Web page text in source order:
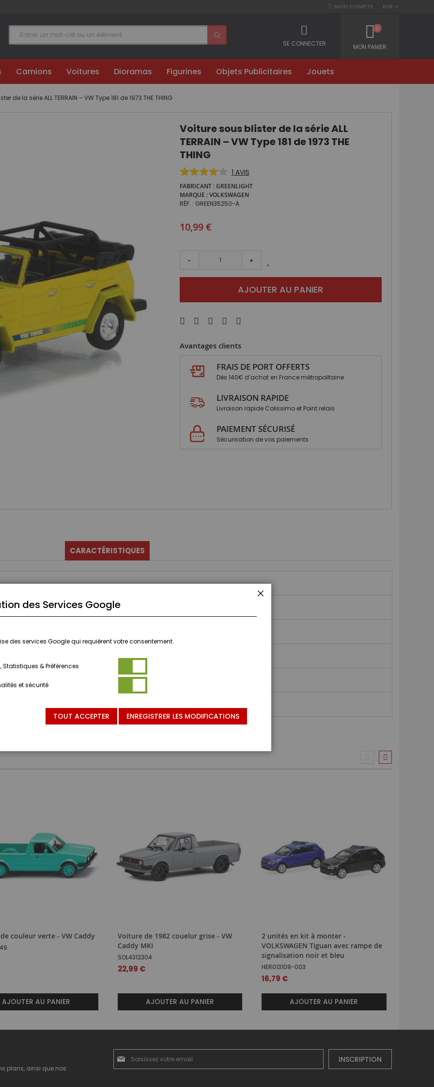
EUR
MON COMPTE
MON PANIER
0
SE CONNECTER
Camions Voitures Dioramas Figurines Objets Publicitaires Jouets
de la série ALL TERRAIN – VW Type 181 de 1973 THE THING
Voiture sous blister de la série ALL
TERRAIN – VW Type 181 de 1973 THE
THING
1 AVIS
FABRICANT GREENLIGHT
MARQUE VOLKSWAGEN
RÉF.
GREEN35250-A
10,99 €
- +
AJOUTER AU PANIER
Avantages clients
FRAIS DE PORT OFFERTS
Dès 140€ d’achat en France métropolitaine
LIVRAISON RAPIDE
Livraison rapide Colissimo et Point relais
PAIEMENT SÉCURISÉ
Sécurisation de vos paiements
CARACTÉRISTIQUES
couleur verte - VW Caddy
AJOUTER AU PANIER
Voiture de 1982 couelur grise - VW
Caddy MKI
SOL4312304
22,99 €
AJOUTER AU PANIER
2 unités en kit à monter -
VOLKSWAGEN Tiguan avec rampe de
signalisation noir et bleu
HER013109-003
16,79 €
AJOUTER AU PANIER
plans, ainsi que nos
notre
INSCRIPTION
des Services Google
des services Google qui requièrent votre consentement.
Statistiques & Préférences
et sécurité
TOUT ACCEPTER ENREGISTRER LES MODIFICATIONS